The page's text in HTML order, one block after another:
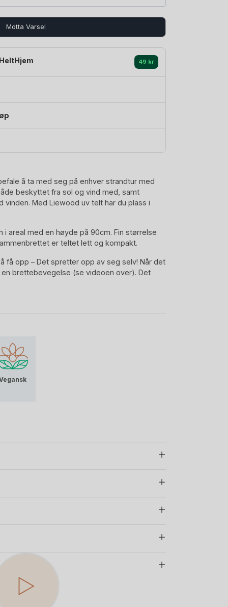
Motta Varsel
49 kr
å ta med seg på enhver strandtur med
beskyttet fra sol og vind med, samt
Med Liewood uv telt har du plass i
i areal med en høyde på 90cm. Fin størrelse
er teltet lett og kompakt.
få opp – Det spretter opp av seg selv! Når det
brettebevegelse (se videoen over). Det
på vindfulle dager.
og en langside. På langsiden er det et lite
foran. Slik at du eventuelt kan få
kremhvit med motiver av fersken og
bestselgende mønster. Du finner alt av